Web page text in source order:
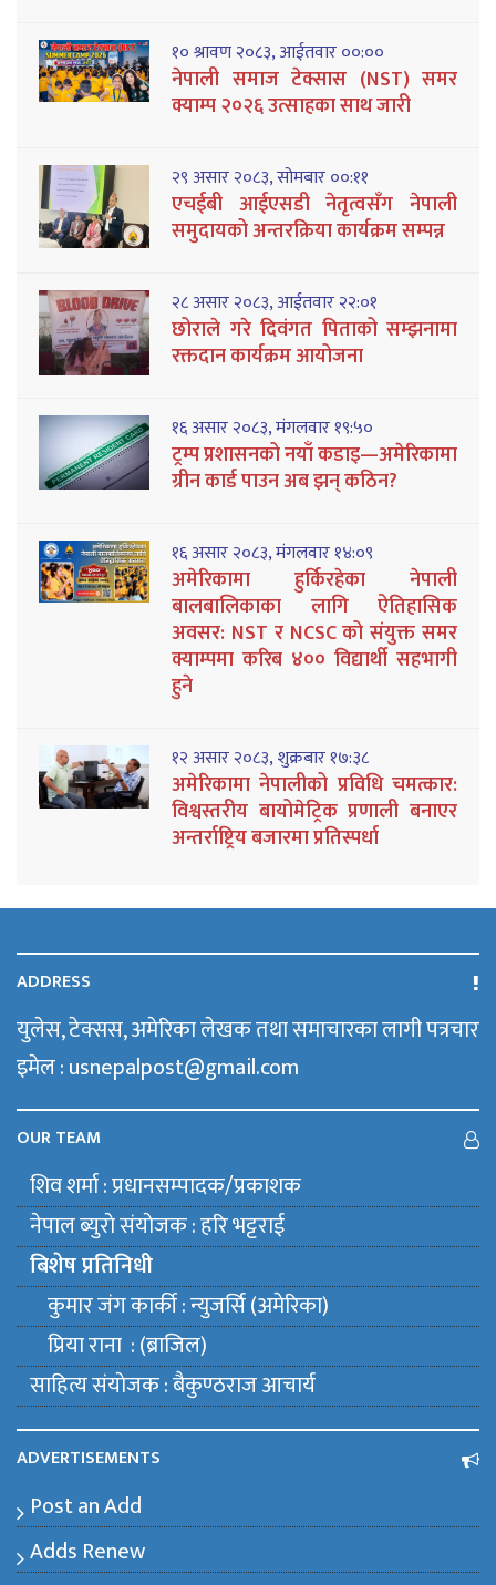
१० श्रावण २०८३, आईतवार ००:००
नेपाली समाज टेक्सास (NST) समर
क्याम्प २०२६ उत्साहका साथ जारी
२९ असार २०८३, सोमबार ००:११
एचईबी आईएसडी नेतृत्वसँग नेपाली
समुदायको अन्तरक्रिया कार्यक्रम सम्पन्न
२८ असार २०८३, आईतवार २२:०१
छोराले गरे दिवंगत पिताको सम्झनामा
रक्तदान कार्यक्रम आयोजना
१६ असार २०८३, मंगलवार १९:५०
ट्रम्प प्रशासनको नयाँ कडाइ—अमेरिकामा
ग्रीन कार्ड पाउन अब झन् कठिन?
१६ असार २०८३, मंगलवार १४:०९
अमेरिकामा हुर्किरहेका नेपाली
बालबालिकाका लागि ऐतिहासिक
अवसर: NST र NCSC को संयुक्त समर
क्याम्पमा करिब ४०० विद्यार्थी सहभागी
हुने
१२ असार २०८३, शुक्रबार १७:३८
अमेरिकामा नेपालीको प्रविधि चमत्कार:
विश्वस्तरीय बायोमेट्रिक प्रणाली बनाएर
अन्तर्राष्ट्रिय बजारमा प्रतिस्पर्धा
ADDRESS
युलेस, टेक्सस, अमेरिका लेखक तथा समाचारका लागी पत्रचार
इमेल : usnepalpost@gmail.com
OUR TEAM
शिव शर्मा : प्रधानसम्पादक/प्रकाशक
नेपाल ब्युराे संयाेजक : हरि भट्टराई
बिशेष प्रतिनिधी
कुमार जंग कार्की : न्युजर्सि (अमेरिका)
प्रिया राना : (ब्राजिल)
साहित्य संयाेजक : बैकुण्ठराज आचार्य
ADVERTISEMENTS
Post an Add
Adds Renew